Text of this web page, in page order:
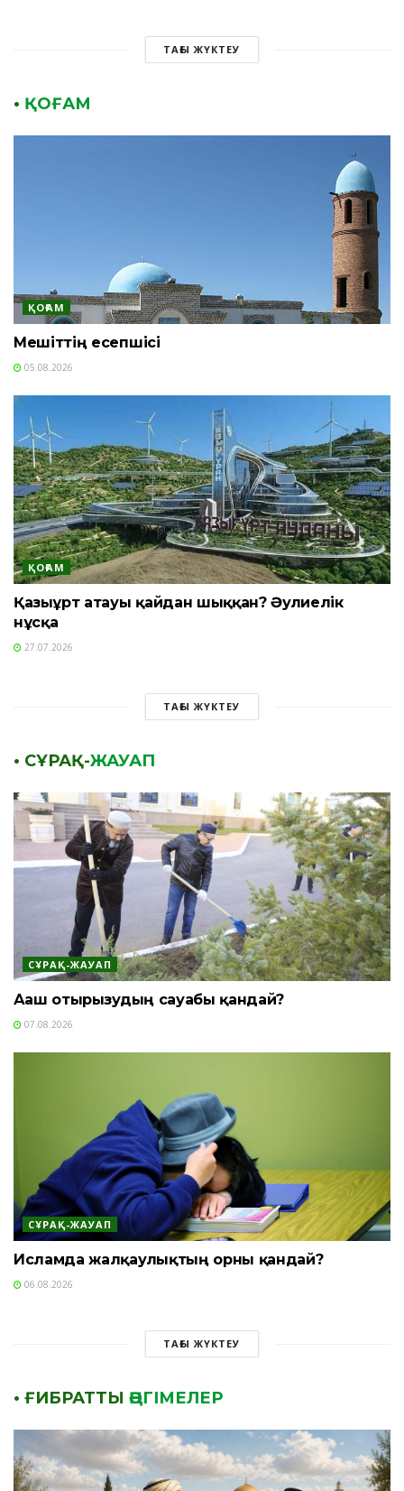
ТАҒЫ ЖҮКТЕУ
• ҚОҒАМ
ҚОҒАМ
Мешіттің есепшісі
05.08.2026
ҚОҒАМ
Қазығұрт атауы қайдан шыққан? Әулиелік
нұсқа
27.07.2026
ТАҒЫ ЖҮКТЕУ
• СҰРАҚ-ЖАУАП
СҰРАҚ-ЖАУАП
Ағаш отырғызудың сауабы қандай?
07.08.2026
СҰРАҚ-ЖАУАП
Исламда жалқаулықтың орны қандай?
06.08.2026
ТАҒЫ ЖҮКТЕУ
• ҒИБРАТТЫ ӘҢГІМЕЛЕР